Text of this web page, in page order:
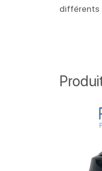
différents